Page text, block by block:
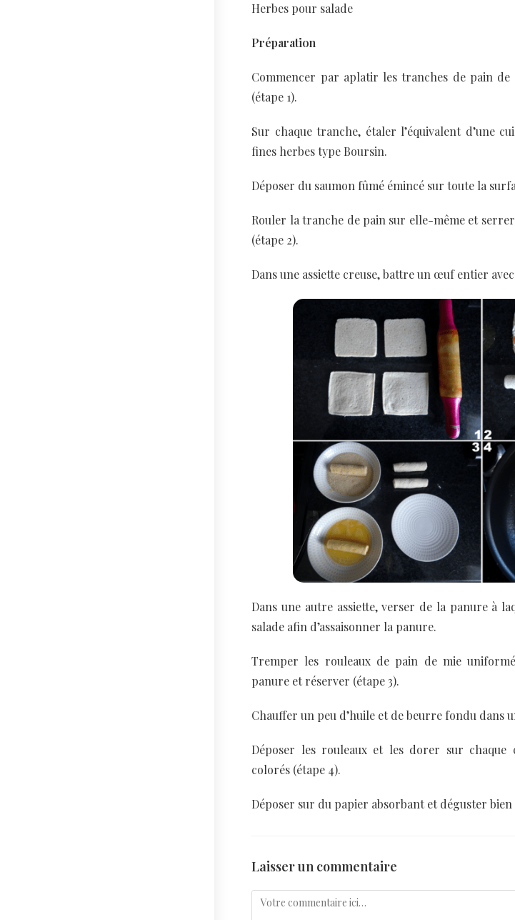
Herbes pour salade
Préparation
Commencer par aplatir les tranches de pain de
(étape 1).
Sur chaque tranche, étaler l’équivalent d’une
fines herbes type Boursin.
Déposer du saumon fûmé émincé sur toute la
Rouler la tranche de pain sur elle-même et
(étape 2).
Dans une assiette creuse, battre un œuf entier
Dans une autre assiette, verser de la panure à
salade afin d’assaisonner la panure.
Tremper les rouleaux de pain de mie
panure et réserver (étape 3).
Chauffer un peu d’huile et de beurre fondu dans
Déposer les rouleaux et les dorer sur chaque
colorés (étape 4).
Déposer sur du papier absorbant et déguster bien
Laisser un commentaire